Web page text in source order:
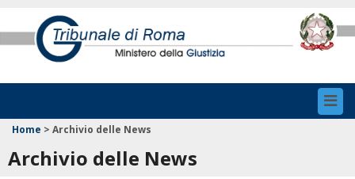
Home > Archivio delle News
Archivio delle News